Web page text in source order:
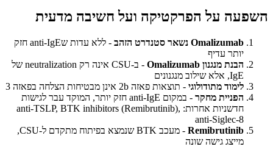
השפעה על הפרקטיקה ועל חשיבה מדעית
Omalizumab נשאר סטנדרט הזהב
- ללא עדות שanti-IgE חזק
יותר עדיף
הבנת מנגנון Omalizumab
- ב-CSU אינה רק neutralization של
IgE, אלא שילוב מנגנונים
לימוד מתודולוגי - תוצאות פאזה 2b אינן מבטיחות הצלחה בפאזה 3
הפניית מחקר
- במקום anti-IgE חזק יותר, המוקד עבר לגישות
חדשניות אחרות: anti-TSLP, BTK inhibitors (Remibrutinib),
anti-Siglec-8
Remibrutinib
- מעכב BTK שנמצא בפיתוח מתקדם ל-CSU,
מייצג גישה שונה